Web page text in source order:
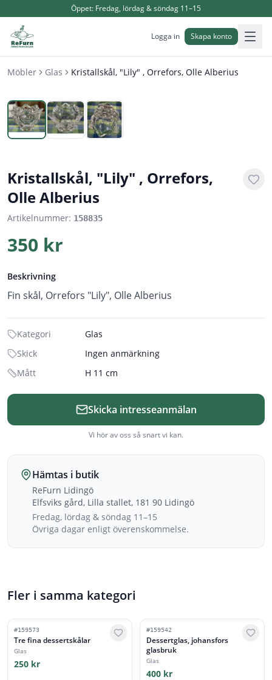
Öppet: Fredag, lördag & söndag 11–15
Logga in Skapa konto
Möbler Glas Kristallskål, "Lily" , Orrefors, Olle Alberius
1
Kristallskål, "Lily" , Orrefors,
Olle Alberius
Artikelnummer: 158835
350 kr
Beskrivning
Fin skål, Orrefors "Lily", Olle Alberius
Kategori
Glas
Skick
Ingen anmärkning
Mått
H 11 cm
Skicka intresseanmälan
Vi hör av oss så snart vi kan.
Hämtas i butik
ReFurn Lidingö
Elfsviks gård, Lilla stallet, 181 90 Lidingö
Fredag, lördag & söndag 11–15
Övriga dagar enligt överenskommelse.
Fler i samma kategori
#159573
Tre fina dessertskålar
Glas
250 kr
#159542
Dessertglas, johansfors
glasbruk
Glas
400 kr